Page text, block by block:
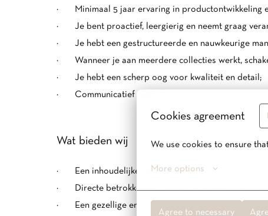
Cookies agreement
We use cookies to ensure
More options
Agree to necessary
· Minimaal 5 jaar ervaring in productontwikkeling
· Je bent proactief, leergierig en neemt graag
· Je hebt een gestructureerde en nauwkeurige
· Wanneer je aan meerdere collecties werkt,
· Je hebt een scherp oog voor kwaliteit en detail;
· Communicatief sterk, zowel in het Nederlands als
Wat bieden wij
· Een inhoudelijke rol binnen een merk met een
· Directe betrokkenheid bij de ontwikkeling van de
· Een gezellige en informele werkomgeving in een